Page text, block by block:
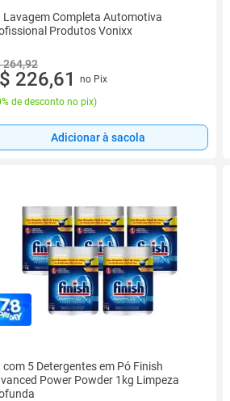
Lavagem Completa Automotiva
Produtos Vonixx
264,92
226,61
no Pix
de desconto no pix)
Adicionar à sacola
com 5 Detergentes em Pó Finish
Power Powder 1kg Limpeza